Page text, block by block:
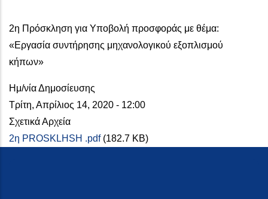
2η Πρόσκληση για Υποβολή προσφοράς με θέμα:
«Εργασία συντήρησης μηχανολογικού εξοπλισμού
κήπων»
Ημ/νία Δημοσίευσης
Τρίτη, Απρίλιος 14, 2020 - 12:00
Σχετικά Αρχεία
2η PROSKLHSH .pdf (182.7 KB)